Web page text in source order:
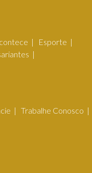
Esporte
Trabalhe Conosco